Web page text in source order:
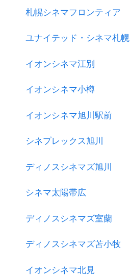
札幌シネマフロンティア
ユナイテッド・シネマ札幌
イオンシネマ江別
イオンシネマ小樽
イオンシネマ旭川駅前
シネプレックス旭川
ディノスシネマズ旭川
シネマ太陽帯広
ディノスシネマズ室蘭
ディノスシネマズ苫小牧
イオンシネマ北見